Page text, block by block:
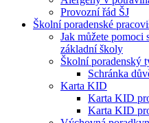
Provozní řád ŠJ
Školní poradenské
Jak můžete pomoci
základní školy
Školní poradenský
Schránka
Karta KID
Karta KID
Karta KID